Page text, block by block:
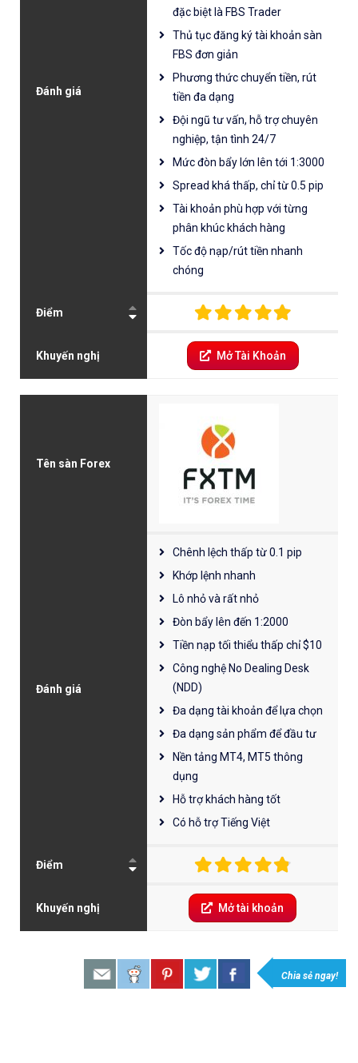
Đánh giá
đặc biệt là FBS Trader
Thủ tục đăng ký tài khoản sàn
FBS đơn giản
Phương thức chuyển tiền, rút
tiền đa dạng
Đội ngũ tư vấn, hỗ trợ chuyên
nghiệp, tận tình 24/7
Mức đòn bẩy lớn lên tới 1:3000
Spread khá thấp, chỉ từ 0.5 pip
Tài khoản phù hợp với từng
phân khúc khách hàng
Tốc độ nạp/rút tiền nhanh
chóng
Điểm
Khuyến nghị Mở Tài Khoản
Tên sàn Forex
Đánh giá
Chênh lệch thấp từ 0.1 pip
Khớp lệnh nhanh
Lô nhỏ và rất nhỏ
Đòn bẩy lên đến 1:2000
Tiền nạp tối thiểu thấp chỉ $10
Công nghệ No Dealing Desk
(NDD)
Đa dạng tài khoản để lựa chọn
Đa dạng sản phẩm để đầu tư
Nền tảng MT4, MT5 thông
dụng
Hỗ trợ khách hàng tốt
Có hỗ trợ Tiếng Việt
Điểm
Khuyến nghị Mở tài khoản
Chia sẻ ngay!